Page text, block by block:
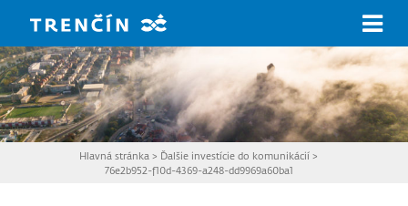
Hlavná stránka > Ďalšie investície do komunikácií >
76e2b952-f10d-4369-a248-dd9969a60ba1